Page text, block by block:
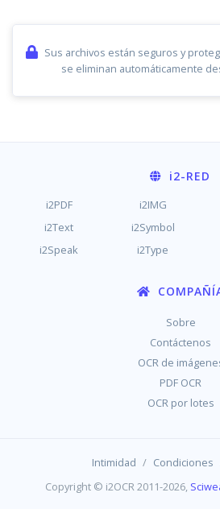
Sus archivos están seguros y
se eliminan automáticamente
i2-RED
i2PDF i2IMG
i2Text
i2Symbol
i2Speak
i2Type
Sobre
Contáctenos
OCR de
PDF OCR
OCR por lotes
Intimidad / Condiciones
Copyright © i2OCR 2011-2026,